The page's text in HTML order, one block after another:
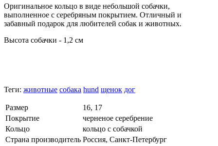
Оригинальное кольцо в виде небольшой собачки,
выполненное с серебряным покрытием. Отличный и
забавный подарок для любителей собак и животных.
Высота собачки - 1,2 см
Теги: животные собака hund щенок дог
Размер
16, 17
Покрытие
черненое серебрение
Кольцо
кольцо с собачкой
Страна производитель Россия, Санкт-Петербург